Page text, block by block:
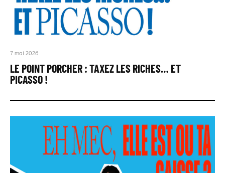
7 mai 2026
LE POINT PORCHER : TAXEZ LES RICHES… ET
PICASSO !